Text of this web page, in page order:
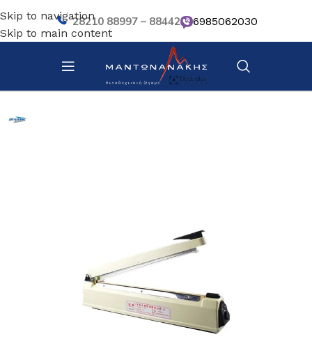
Skip to navigation
Skip to main content
28210 88997 – 88442 6985062030
Αρχική σελίδα/ Μηχανήματα προετοιμασίας